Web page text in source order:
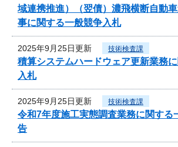
域連携推進）（翌債）濃飛横断自動
事に関する一般競争入札
2025年9月25日更新 技術検査課
積算システムハードウェア更新業務
入札
2025年9月25日更新 技術検査課
令和7年度施工実態調査業務に関する
告